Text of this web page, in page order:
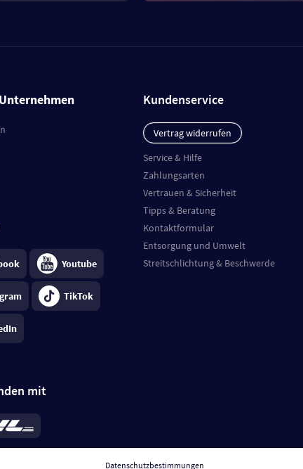
Youtube
TikTok
mit
€; bei Kühlware zzgl. 0,99 €
insgesamt 7,94 €. Lieferzeit3-
Kundenservice
Vertrag widerrufen
Service & Hilfe
Zahlungsarten
Vertrauen & Sicherheit
Tipps & Beratung
Kontaktformular
Entsorgung und Umwelt
Streitschlichtung & Beschwerde
Datenschutzbestimmungen